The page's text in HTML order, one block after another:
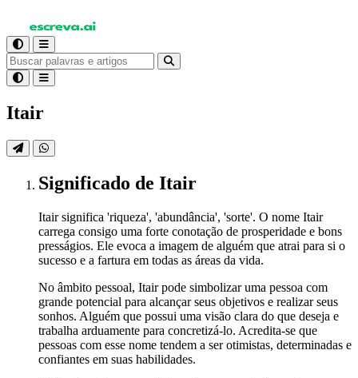
Itair
Significado de Itair
Itair significa 'riqueza', 'abundância', 'sorte'. O nome Itair
carrega consigo uma forte conotação de prosperidade e bons
presságios. Ele evoca a imagem de alguém que atrai para si o
sucesso e a fartura em todas as áreas da vida.
No âmbito pessoal, Itair pode simbolizar uma pessoa com
grande potencial para alcançar seus objetivos e realizar seus
sonhos. Alguém que possui uma visão clara do que deseja e
trabalha arduamente para concretizá-lo. Acredita-se que
pessoas com esse nome tendem a ser otimistas, determinadas e
confiantes em suas habilidades.